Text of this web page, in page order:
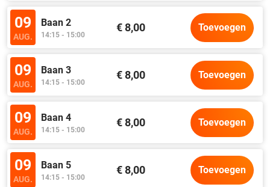
09
AUG.
Baan 2
14:15 - 15:00
€ 8,00 Toevoegen
09
AUG.
Baan 3
14:15 - 15:00
€ 8,00 Toevoegen
09
AUG.
Baan 4
14:15 - 15:00
€ 8,00 Toevoegen
09
AUG.
Baan 5
14:15 - 15:00
€ 8,00 Toevoegen